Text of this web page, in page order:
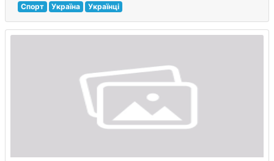
Спорт Україна Українці